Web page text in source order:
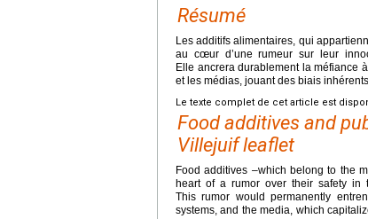
Résumé
Les additifs alimentaires, qui
au cœur d’une rumeur sur leur
Elle ancrera durablement la méfiance
et les médias, jouant des biais
Le texte complet de cet article est
Food additives and
Villejuif leaflet
Food additives –which belong to the
heart of a rumor over their safety in
This rumor would permanently
systems, and the media, which